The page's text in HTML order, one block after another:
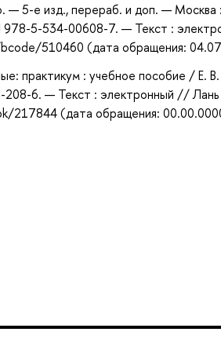
— 5-е изд., перераб. и доп. — Москва :
5-534-00608-7. — Текст :
510460 (дата обращения:
практикум : учебное пособие / Е. В.
6. — Текст : электронный // Лань
217844 (дата обращения: